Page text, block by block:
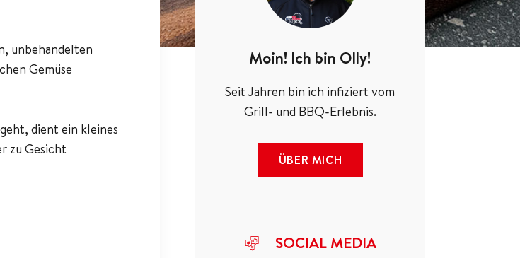
unbehandelten
Gemüse
dient ein kleines
zu Gesicht
Moin! Ich bin Olly!
Seit Jahren bin ich infiziert vom
Grill- und BBQ-Erlebnis.
ÜBER MICH
SOCIAL MEDIA